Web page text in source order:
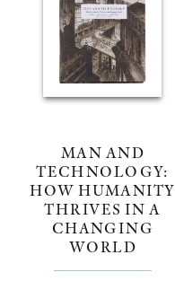
MAN AND
TECHNOLOGY:
HOW HUMANITY
THRIVES IN A
CHANGING
WORLD